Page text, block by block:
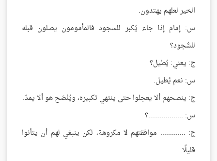
الخير لعلهم يهتدون.
س: إمام إذا جاء يُكبر للسجود فالمأمومون يصلون قبله
للسُّجود؟
ج: يعني: يُطيل؟
س: نعم يُطيل.
ج: ينصحهم ألا يعجلوا حتى ينتهي تكبيره، ويُنْصَح هو ألا يمدّ.
س: ..................؟
ج: ............. موافقتهم لا مكروهة، لكن ينبغي لهم أن يتأنوا
قليلًا.